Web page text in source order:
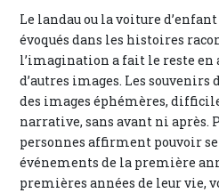
Le landau ou la voiture
évoqués dans les histoires
l’imagination a fait le reste en
d’autres images. Les souvenirs
des images éphémères,
narrative, sans avant ni après.
personnes affirment pouvoir
événements de la première
premières années de leur vie,